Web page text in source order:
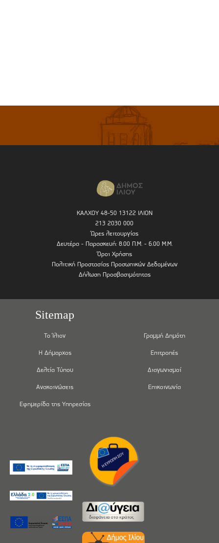
ΚΑΛΧΟΥ 48-50 13122 ΙΛΙΟΝ
213 2030 000
Ώρες λειτουργίας
Δευτέρα - Παρασκευή: 8.00 Π.Μ. - 6.00 Μ.Μ.
Όροι Χρήσης
Πολιτική Προστασίας Προσωπικών Δεδομένων
Δήλωση Προσβασιμότητας
Sitemap
Το Ίλιον
Η Δήμαρχος
Δελτία Τύπου
Ανακοινώσεις
Εφημερίδα της Υπηρεσίας
Γραμμή Δημότη
Επιτροπές
Διαγωνισμοί
Επικοινωνία